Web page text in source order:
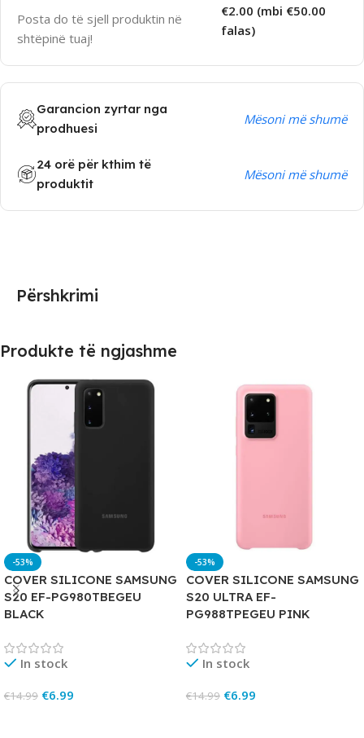
Posta do të sjell produktin në
shtëpinë tuaj!
€2.00 (mbi €50.00
falas)
Garancion zyrtar nga
prodhuesi
Mësoni më shumë
24 orë për kthim të
produktit
Mësoni më shumë
Përshkrimi
Produkte të ngjashme
-53%
COVER SILICONE SAMSUNG
S20 EF-PG980TBEGEU
BLACK
In stock
€14.99 €6.99
-53%
COVER SILICONE SAMSUNG
S20 ULTRA EF-
PG988TPEGEU PINK
In stock
€14.99 €6.99